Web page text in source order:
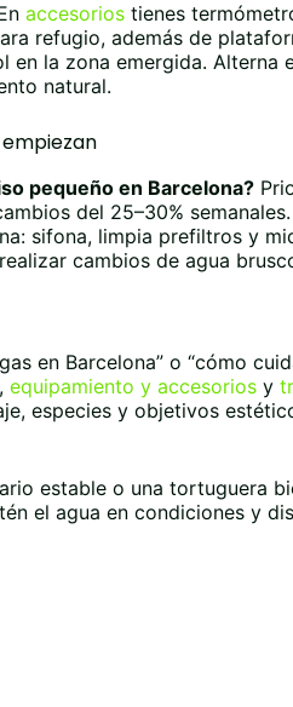
accesorios tienes
refugio, además de
en la zona emergida. Alterna
natural.
pequeño en Barcelona?
del 25–30%
sifona, limpia prefiltros y
cambios de agua
en Barcelona” o “cómo
,equipamiento y accesorios y
especies y objetivos
estable o una tortuguera
el agua en condiciones y